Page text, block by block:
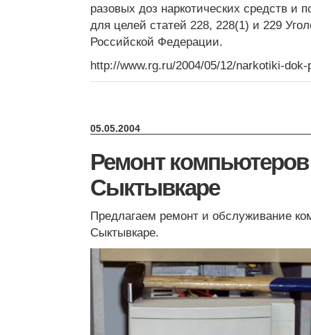
разовых доз наркотических средств и
для целей статей 228, 228(1) и 229
Российской Федерации.
http://www.rg.ru/2004/05/12/narkotiki-
05.05.2004
Ремонт
Сыктывкаре
Предлагаем ремонт и обслуживание
Сыктывкаре.